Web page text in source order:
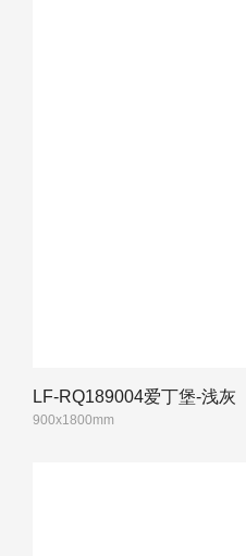
LF-RQ189004爱丁堡-浅灰
900x1800mm